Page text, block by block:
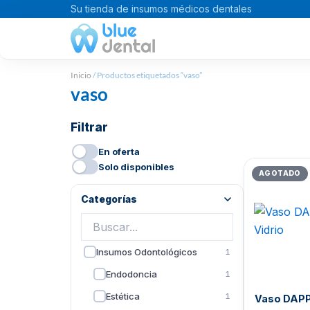
Su tienda de insumos médicos dentales
Inicio / Productos etiquetados “vaso”
vaso
Filtrar
En oferta
Solo disponibles
Categorías
Insumos Odontológicos 1
Endodoncia 1
Estética 1
AGOTADO
Vaso
El